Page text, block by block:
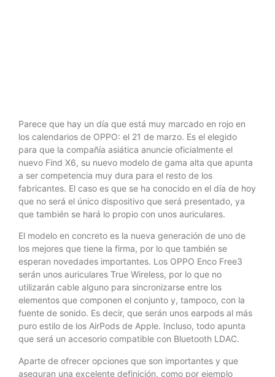
Parece que hay un día que está muy marcado en rojo en
los calendarios de OPPO: el 21 de marzo. Es el elegido
para que la compañía asiática anuncie oficialmente el
nuevo Find X6, su nuevo modelo de gama alta que apunta
a ser competencia muy dura para el resto de los
fabricantes. El caso es que se ha conocido en el día de hoy
que no será el único dispositivo que será presentado, ya
que también se hará lo propio con unos auriculares.
El modelo en concreto es la nueva generación de uno de
los mejores que tiene la firma, por lo que también se
esperan novedades importantes. Los OPPO Enco Free3
serán unos auriculares True Wireless, por lo que no
utilizarán cable alguno para sincronizarse entre los
elementos que componen el conjunto y, tampoco, con la
fuente de sonido. Es decir, que serán unos earpods al más
puro estilo de los AirPods de Apple. Incluso, todo apunta
que será un accesorio compatible con Bluetooth LDAC.
Aparte de ofrecer opciones que son importantes y que
aseguran una excelente definición, como por ejemplo